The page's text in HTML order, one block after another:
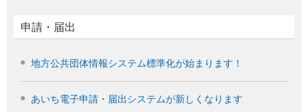
申請・届出
地方公共団体情報システム標準化が始まります！
あいち電子申請・届出システムが新しくなります